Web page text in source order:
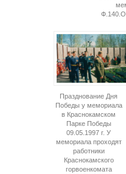
Празднование Дня
Победы у мемориала
в Краснокамском
Парке Победы
09.05.1997 г. У
мемориала проходят
работники
Краснокамского
горвоенкомата